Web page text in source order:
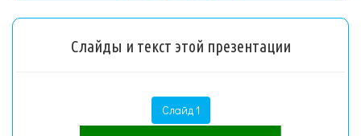
Слайды и текст этой презентации
Слайд 1